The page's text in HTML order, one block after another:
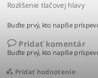
Rozlíšenie tlačovej hlavy
Buďte prvý, kto napíše
Pridať komentár
Buďte prvý, kto napíše
Pridať hodnotenie